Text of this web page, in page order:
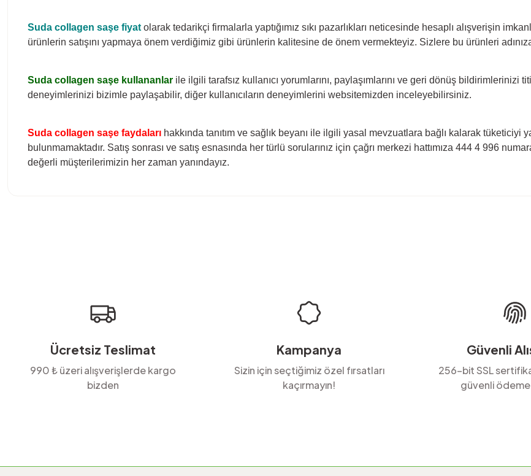
Suda collagen saşe fiyat olarak tedarikçi firmalarla yaptığımız sıkı pazarlıkları neticesinde hesaplı alışverişin
ürünlerin satışını yapmaya önem verdiğimiz gibi ürünlerin kalitesine de önem vermekteyiz. Sizlere bu ürünleri
Suda collagen saşe kullananlar ile ilgili tarafsız kullanıcı yorumlarını, paylaşımlarını ve geri dönüş bildirimlerinizi
deneyimlerinizi bizimle paylaşabilir, diğer kullanıcıların deneyimlerini websitemizden inceleyebilirsiniz.
Suda collagen saşe faydaları hakkında tanıtım ve sağlık beyanı ile ilgili yasal mevzuatlara bağlı kalarak tüketiciyi
bulunmamaktadır. Satış sonrası ve satış esnasında her türlü sorularınız için çağrı merkezi hattımıza 444 4 996
değerli müşterilerimizin her zaman yanındayız.
Bu ürüne benzer farklı alternatifler olmalı.
Ücretsiz Teslimat
990 ₺ üzeri alışverişlerde kargo
bizden
Kampanya
Sizin için seçtiğimiz özel fırsatları
kaçırmayın!
Güvenli
256-bit SSL
güvenli ödeme